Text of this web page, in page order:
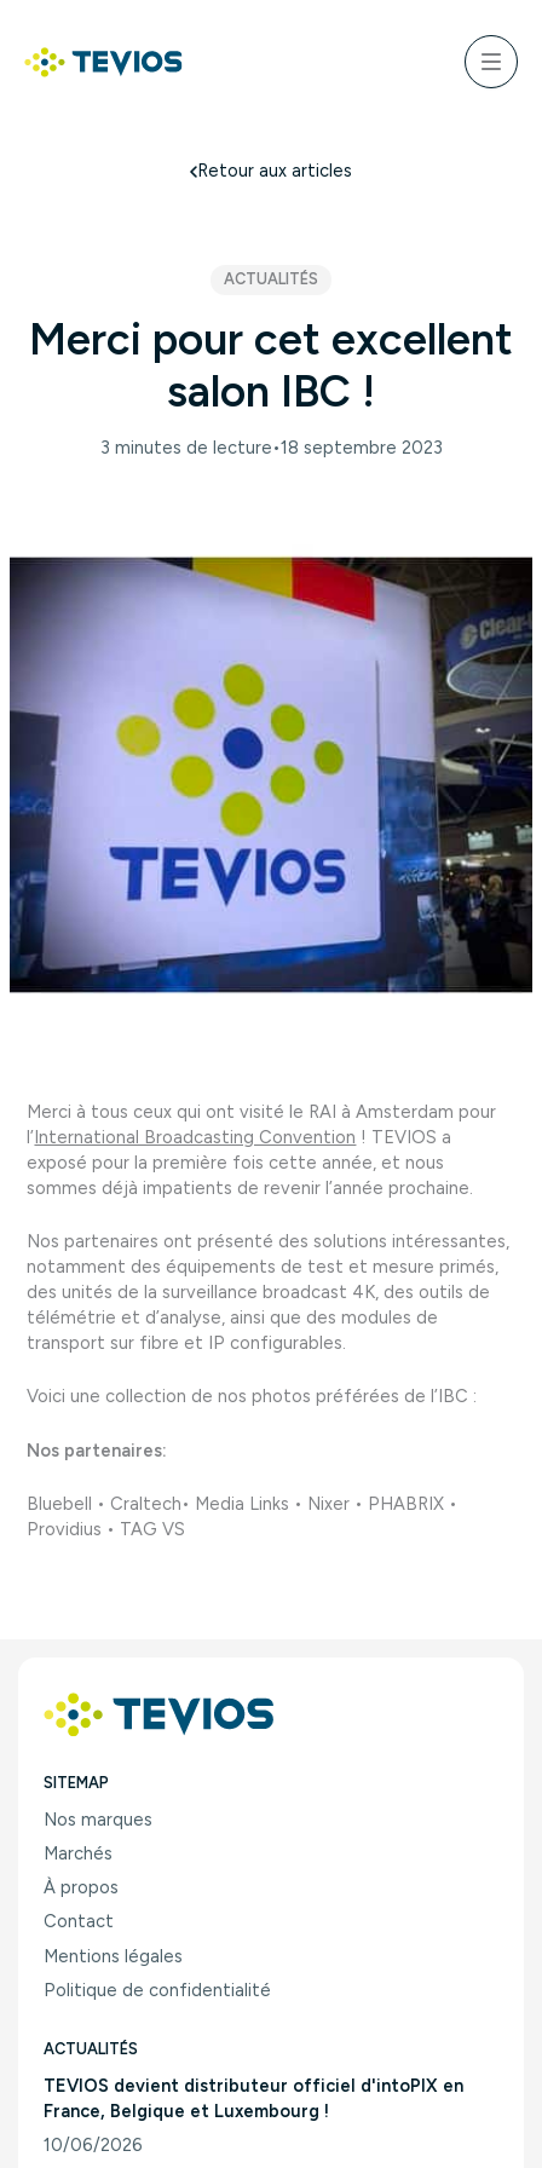
contenu
Menu
Merci pour cet excellent
salon IBC !
Retour aux articles
ACTUALITÉS
3 minutes de lecture•18 septembre 2023
Merci à tous ceux qui ont visité le RAI à Amsterdam pour
l’International Broadcasting Convention ! TEVIOS a
exposé pour la première fois cette année, et nous
sommes déjà impatients de revenir l’année prochaine.
Nos partenaires ont présenté des solutions intéressantes,
notamment des équipements de test et mesure primés,
des unités de la surveillance broadcast 4K, des outils de
télémétrie et d’analyse, ainsi que des modules de
transport sur fibre et IP configurables.
Voici une collection de nos photos préférées de l’IBC :
Nos partenaires:
Bluebell • Craltech• Media Links • Nixer • PHABRIX •
Providius • TAG VS
SITEMAP
Nos marques
Marchés
À propos
Contact
Mentions légales
Politique de confidentialité
ACTUALITÉS
TEVIOS devient distributeur officiel d'intoPIX en
France, Belgique et Luxembourg !
10/06/2026